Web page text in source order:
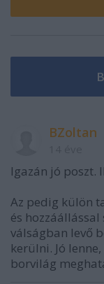
BZoltan
Igazán jó poszt.
Az pedig külön
és
válságban levő
kerülni. Jó
borvilág